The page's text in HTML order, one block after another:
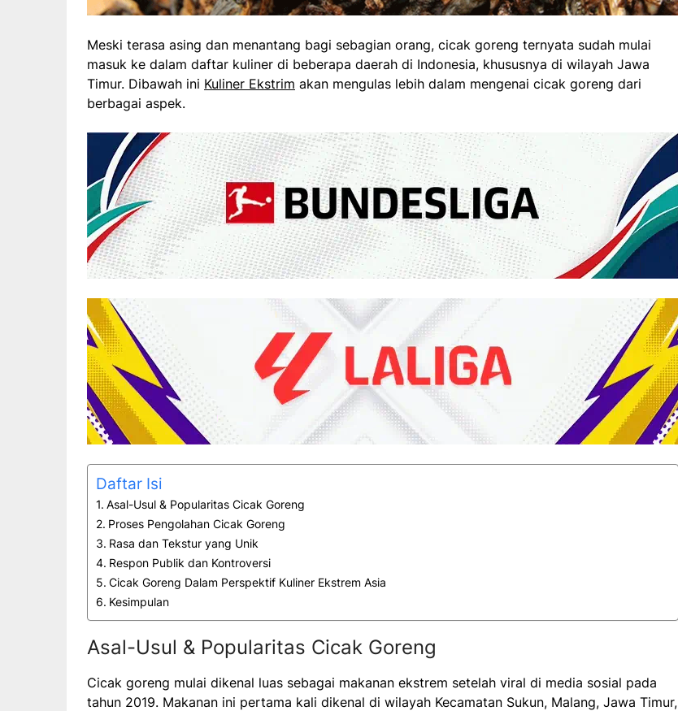
Meski terasa asing dan menantang bagi sebagian orang, cicak goreng ternyata sudah mulai
masuk ke dalam daftar kuliner di beberapa daerah di Indonesia, khususnya di wilayah Jawa
Timur. Dibawah ini Kuliner Ekstrim akan mengulas lebih dalam mengenai cicak goreng dari
berbagai aspek.
Daftar Isi
Asal-Usul & Popularitas Cicak Goreng
Proses Pengolahan Cicak Goreng
Rasa dan Tekstur yang Unik
Respon Publik dan Kontroversi
Cicak Goreng Dalam Perspektif Kuliner Ekstrem Asia
Kesimpulan
Asal-Usul & Popularitas Cicak Goreng
Cicak goreng mulai dikenal luas sebagai makanan ekstrem setelah viral di media sosial pada
tahun 2019. Makanan ini pertama kali dikenal di wilayah Kecamatan Sukun, Malang, Jawa Timur,